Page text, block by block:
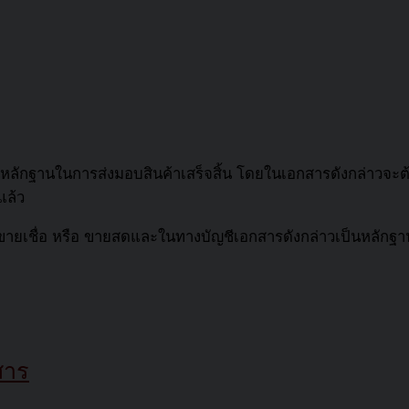
ฐานในการส่งมอบสินค้าเสร็จสิ้น โดยในเอกสารดังกล่าวจ
ล้ว
ยเชื่อ หรือ ขายสดและในทางบัญชีเอกสารดังกล่าวเป็นหลัก
ร